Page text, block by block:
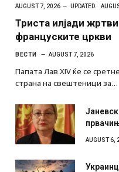
AUGUST 7, 2026 UPDATED:
Триста илјади
француските цркви
ВЕСТИ AUGUST 7, 2026
Папата Лав XIV ќе се
страна на свештеници за…
AUGUST 6,